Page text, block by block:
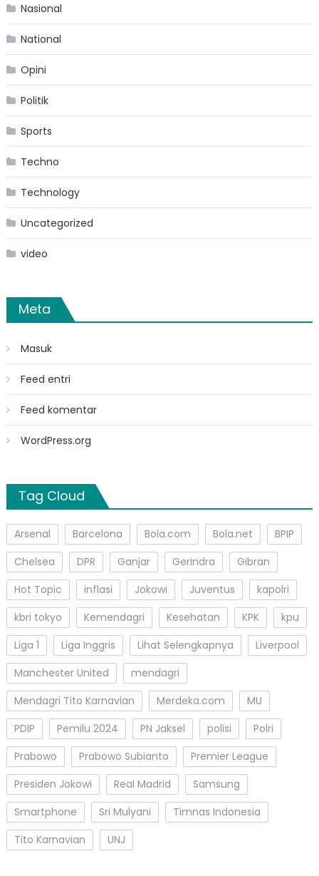
Nasional
National
Opini
Politik
Sports
Techno
Technology
Uncategorized
video
Meta
Masuk
Feed entri
Feed komentar
WordPress.org
Tag Cloud
Arsenal Barcelona Bola.com Bola.net
BPIP
Chelsea
DPR Ganjar Gerindra
Gibran
Hot Topic
inflasi Jokowi Juventus
kapolri
kbri tokyo
Kemendagri Kesehatan KPK
kpu
Liga 1
Liga Inggris Lihat Selengkapnya
Liverpool
Manchester United
mendagri
Mendagri Tito Karnavian
Merdeka.com
MU
PDIP
Pemilu 2024 PN Jaksel polisi
Polri
Prabowo
Prabowo Subianto
Premier League
Presiden Jokowi
Real Madrid
Samsung
Smartphone
Sri Mulyani
Timnas Indonesia
Tito Karnavian
UNJ